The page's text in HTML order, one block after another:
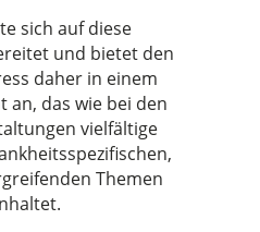
sich auf diese
und bietet den
daher in einem
an, das wie bei den
vielfältige
Themen